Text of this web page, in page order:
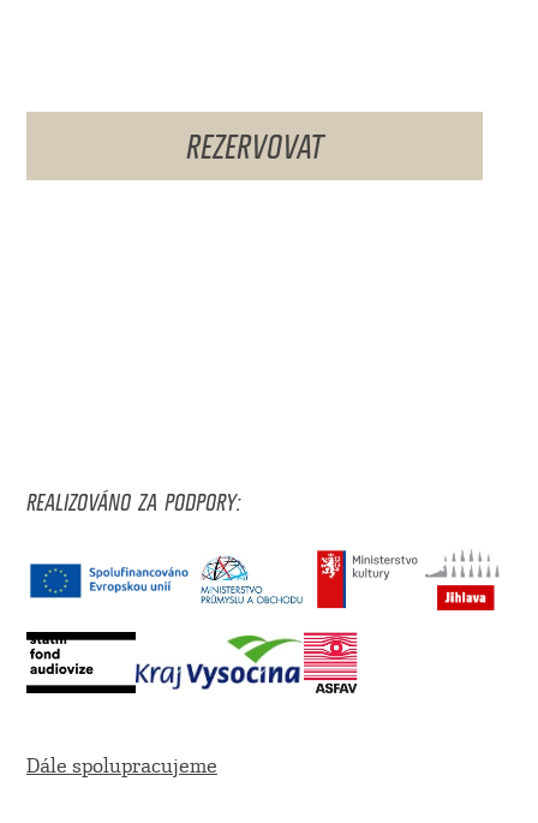
REZERVOVAT
REALIZOVÁNO ZA PODPORY:
Dále spolupracujeme